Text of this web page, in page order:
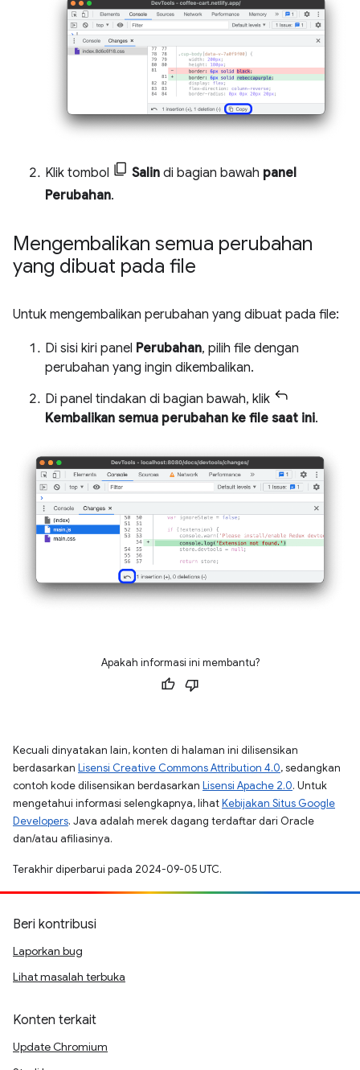
Klik tombol Salin di bagian bawah panel
Perubahan.
Mengembalikan semua perubahan
yang dibuat pada file
Untuk mengembalikan perubahan yang dibuat pada file:
Di sisi kiri panel Perubahan, pilih file dengan
perubahan yang ingin dikembalikan.
Di panel tindakan di bagian bawah, klik
Kembalikan semua perubahan ke file saat ini.
Apakah informasi ini membantu?
Kecuali dinyatakan lain, konten di halaman ini dilisensikan
berdasarkan Lisensi Creative Commons Attribution 4.0, sedangkan
contoh kode dilisensikan berdasarkan Lisensi Apache 2.0. Untuk
mengetahui informasi selengkapnya, lihatKebijakan Situs Google
Developers. Java adalah merek dagang terdaftar dari Oracle
dan/atau afiliasinya.
Terakhir diperbarui pada 2024-09-05 UTC.
Beri kontribusi
Laporkan bug
Lihat masalah terbuka
Konten terkait
Update Chromium